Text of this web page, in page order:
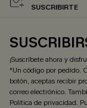
SUSCRIBIRTE
¡Suscríbete ahora y
*Un código por pedido.
botón, aceptas recibir
correo electrónico.
Política de privacidad.